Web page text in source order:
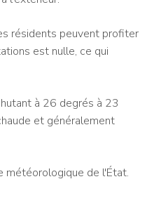
résidents peuvent profiter
est nulle, ce qui
à 26 degrés à 23
et généralement
météorologique de l'État.